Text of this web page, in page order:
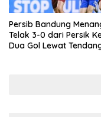
Persib Bandung
Telak 3-0 dari Persik
Dua Gol Lewat